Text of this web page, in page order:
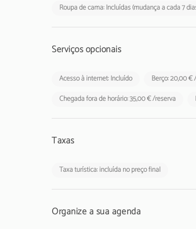
Roupa de cama: Incluídas (mudança a cada 7
Serviços opcionais
Acesso à internet: Incluído Berço: 20,00 €
Chegada fora de horário: 35,00 € /reserva
Taxas
Taxa turística: incluída no preço final
Organize a sua agenda